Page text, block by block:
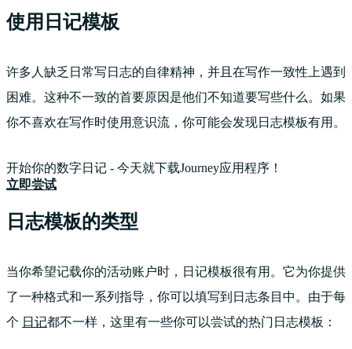
使用日记模板
许多人缺乏日常写日志的自律精神，并且在写作一致性上遇到
困难。这种不一致的首要原因是他们不知道要写些什么。如果
你不喜欢在写作时使用意识流，你可能会发现日志模板有用。
开始你的数字日记 - 今天就下载Journey应用程序！
立即尝试
日志模板的类型
当你希望记载你的活动账户时，日记模板很有用。它为你提供
了一种格式和一系列指导，你可以填写到日志条目中。由于每
个 日记都不一样，这里有一些你可以尝试的热门日志模板：